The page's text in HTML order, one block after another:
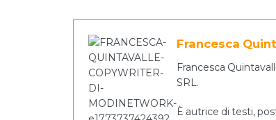
Francesca
Francesca
SRL.
È autrice di testi,